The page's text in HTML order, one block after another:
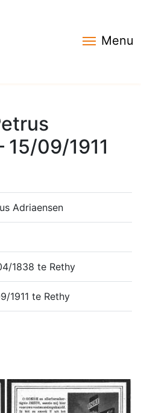
Menu
09/1911
Adriaensen
1838 te Rethy
1911 te Rethy